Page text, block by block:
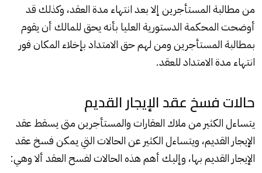
من مطالبة المستأجرين إلا بعد انتهاء مدة العقد، وكذلك قد
أوضحت المحكمة الدستورية العليا بأنه يحق للمالك أن يقوم
بمطالبة المستأجرين ومن لهم حق الامتداد بإخلاء المكان فور
انتهاء مدة الامتداد للعقد.
حالات فسخ عقد الإيجار القديم
يتساءل الكثير من ملاك العقارات والمستأجرين متى يسقط عقد
الإيجار القديم، ويتساءل الكثير عن الحالات التي يمكن فسخ عقد
الإيجار القديم بها، وإليك أهم هذه الحالات لفسح العقد ألا وهي: